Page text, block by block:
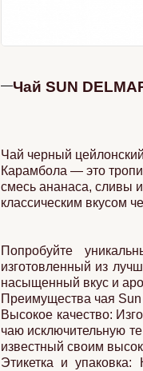
Чай SUN
Чай черный
Карамбола — это
смесь ананаса, сливы
классическим вкусом
Попробуйте
изготовленный из
насыщенный вкус и
Преимущества чая
Высокое качество:
чаю исключительную
известный своим
Этикетка и